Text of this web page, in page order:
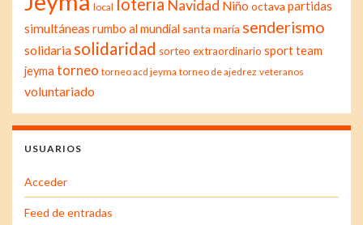
local Navidad Niño octava partidas
simultáneas rumbo al mundial santa maría senderismo
solidaria solidaridad sorteo extraordinario sport team
jeyma torneo torneo acd jeyma torneo de ajedrez veteranos
voluntariado
USUARIOS
Acceder
Feed de entradas